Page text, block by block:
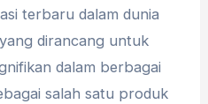
terbaru dalam dunia
dirancang untuk
dalam berbagai
salah satu produk